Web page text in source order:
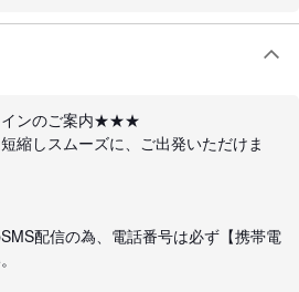
ンのご案内★★★
縮しスムーズに、ご出発いただけま
配信の為、電話番号は必ず【携帯電